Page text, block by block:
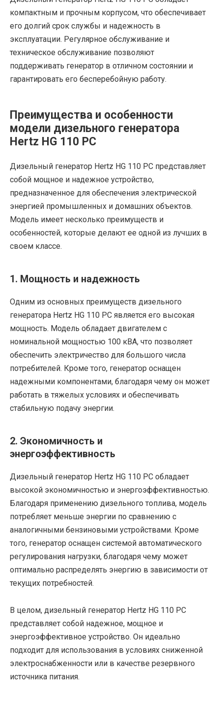
компактным и прочным корпусом, что обеспечивает
его долгий срок службы и надежность в
эксплуатации. Регулярное обслуживание и
техническое обслуживание позволяют
поддерживать генератор в отличном состоянии и
гарантировать его бесперебойную работу.
Преимущества и особенности
модели дизельного генератора
Hertz HG 110 PC
Дизельный генератор Hertz HG 110 PC представляет
собой мощное и надежное устройство,
предназначенное для обеспечения электрической
энергией промышленных и домашних объектов.
Модель имеет несколько преимуществ и
особенностей, которые делают ее одной из лучших в
своем классе.
1. Мощность и надежность
Одним из основных преимуществ дизельного
генератора Hertz HG 110 PC является его высокая
мощность. Модель обладает двигателем с
номинальной мощностью 100 кВА, что позволяет
обеспечить электричество для большого числа
потребителей. Кроме того, генератор оснащен
надежными компонентами, благодаря чему он может
работать в тяжелых условиях и обеспечивать
стабильную подачу энергии.
2. Экономичность и
энергоэффективность
Дизельный генератор Hertz HG 110 PC обладает
высокой экономичностью и энергоэффективностью.
Благодаря применению дизельного топлива, модель
потребляет меньше энергии по сравнению с
аналогичными бензиновыми устройствами. Кроме
того, генератор оснащен системой автоматического
регулирования нагрузки, благодаря чему может
оптимально распределять энергию в зависимости от
текущих потребностей.
В целом, дизельный генератор Hertz HG 110 PC
представляет собой надежное, мощное и
энергоэффективное устройство. Он идеально
подходит для использования в условиях сниженной
электроснабженности или в качестве резервного
источника питания.